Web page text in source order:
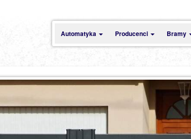
Automatyka Producenci Bramy